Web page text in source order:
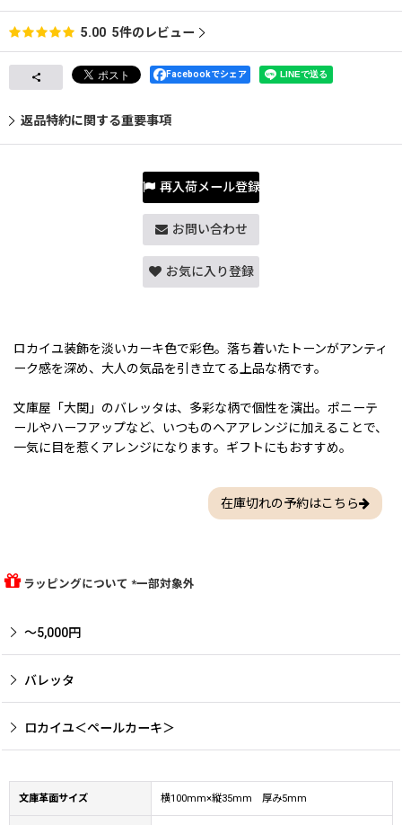
5.00 5件のレビュー
Facebookでシェア
返品特約に関する重要事項
再入荷メール登録
お問い合わせ
お気に入り登録
ロカイユ装飾を淡いカーキ色で彩色。落ち着いたトーンがアンティ
ーク感を深め、大人の気品を引き立てる上品な柄です。
文庫屋「大関」のバレッタは、多彩な柄で個性を演出。ポニーテ
ールやハーフアップなど、いつものヘアアレンジに加えることで、
一気に目を惹くアレンジになります。ギフトにもおすすめ。
在庫切れの予約はこちら
ラッピングについて *一部対象外
〜5,000円
バレッタ
ロカイユ＜ペールカーキ＞
文庫革面サイズ 横100mm×縦35mm 厚み5mm